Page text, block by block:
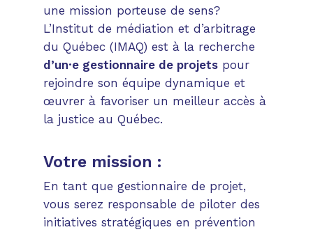
une mission porteuse de sens?
L’Institut de médiation et d’arbitrage
du Québec (IMAQ) est à la recherche
d’un·e gestionnaire de projetspour
rejoindre son équipe dynamique et
œuvrer à favoriser un meilleur accès à
la justice au Québec.
Votre mission :
En tant que gestionnaire de projet,
vous serez responsable de piloter des
initiatives stratégiques en prévention